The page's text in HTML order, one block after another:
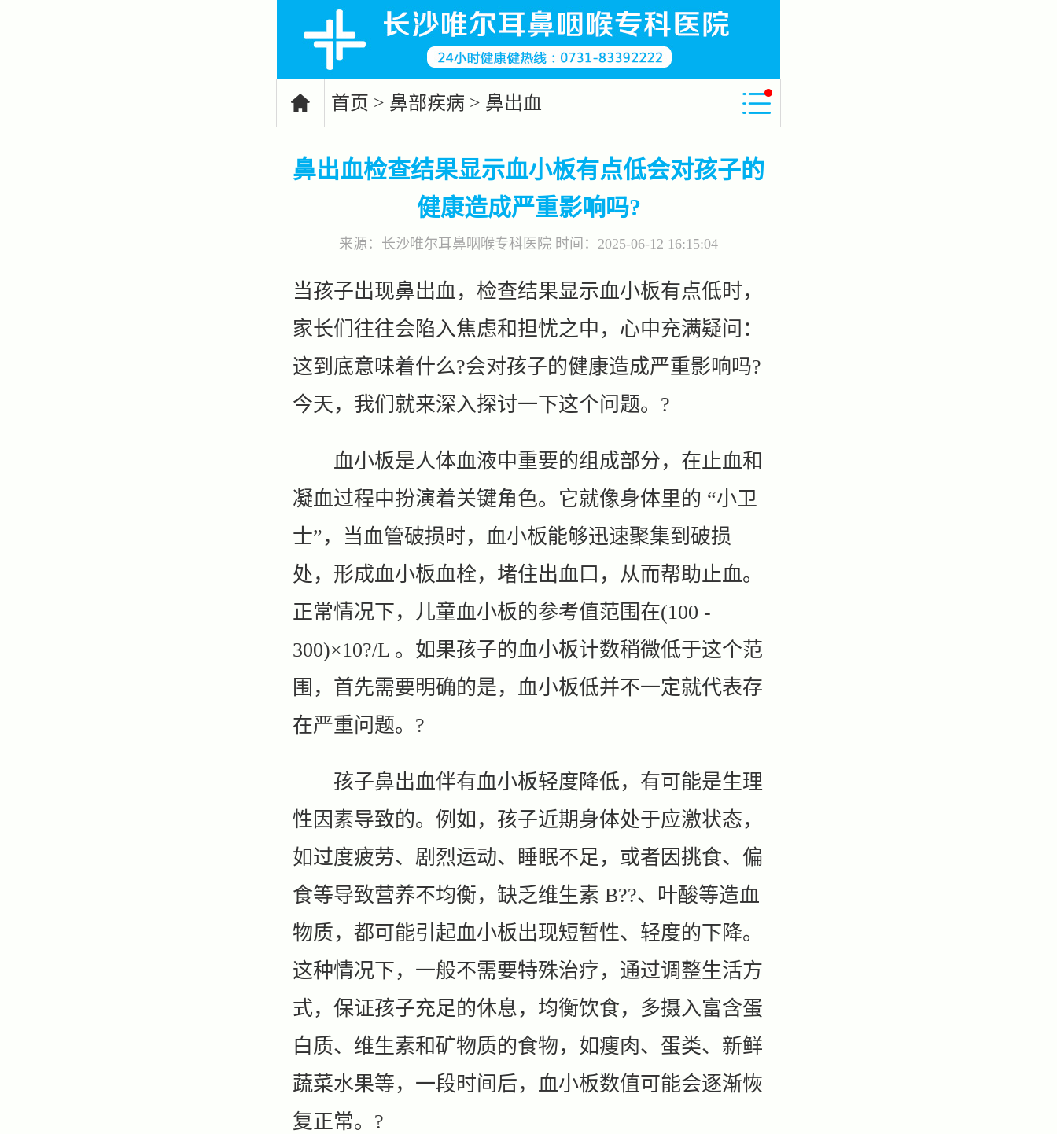
 首页 > 鼻部疾病 > 鼻出血
鼻出血检查结果显示血小板有点低会对孩子的
健康造成严重影响吗?
来源： 长沙唯尔耳鼻咽喉专科医院 时间：2025-06-12 16:15:04
当孩子出现鼻出血，检查结果显示血小板有点低时，
家长们往往会陷入焦虑和担忧之中，心中充满疑问：
这到底意味着什么?会对孩子的健康造成严重影响吗?
今天，我们就来深入探讨一下这个问题。?
血小板是人体血液中重要的组成部分，在止血和
凝血过程中扮演着关键角色。它就像身体里的 “小卫
士”，当血管破损时，血小板能够迅速聚集到破损
处，形成血小板血栓，堵住出血口，从而帮助止血。
正常情况下，儿童血小板的参考值范围在(100 -
300)×10?/L 。如果孩子的血小板计数稍微低于这个范
围，首先需要明确的是，血小板低并不一定就代表存
在严重问题。?
孩子鼻出血伴有血小板轻度降低，有可能是生理
性因素导致的。例如，孩子近期身体处于应激状态，
如过度疲劳、剧烈运动、睡眠不足，或者因挑食、偏
食等导致营养不均衡，缺乏维生素 B??、叶酸等造血
物质，都可能引起血小板出现短暂性、轻度的下降。
这种情况下，一般不需要特殊治疗，通过调整生活方
式，保证孩子充足的休息，均衡饮食，多摄入富含蛋
白质、维生素和矿物质的食物，如瘦肉、蛋类、新鲜
蔬菜水果等，一段时间后，血小板数值可能会逐渐恢
复正常。?